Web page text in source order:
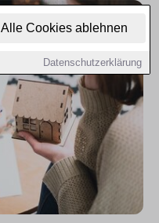
Alle Cookies ablehnen
Datenschutzerklärung